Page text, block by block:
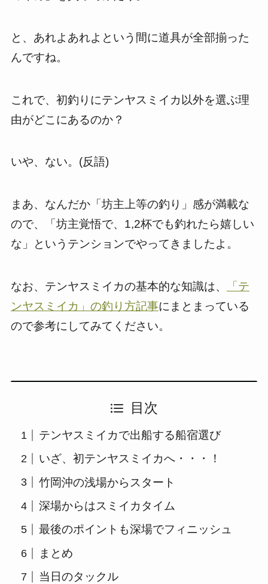
と、あれよあれよという間に道具が全部揃った
んですね。
これで、初釣りにテンヤスミイカ以外を選ぶ理
由がどこにあるのか？
いや、ない。(反語)
まあ、なんだか「坊主上等の釣り」感が満載な
ので、「坊主覚悟で、 1,2杯でも釣れたら嬉しい
な」というテンションでやってきましたよ。
なお、テンヤスミイカの基本的な知識は、
「テ
ンヤスミイカ」の釣り方記事にまとまっている
ので参考にしてみてください。
目次
テンヤスミイカで出船する船宿選び
いざ、初テンヤスミイカへ・・・！
竹岡沖の浅場からスタート
深場からはスミイカタイム
最後のポイントも深場でフィニッシュ
まとめ
当日のタックル